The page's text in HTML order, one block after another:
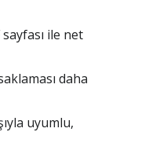
ile net
daha
uyumlu,